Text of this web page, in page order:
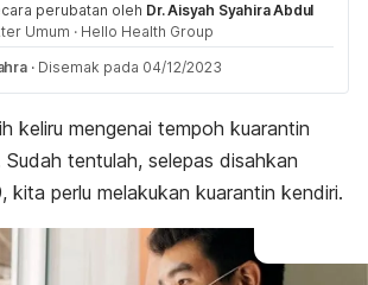
perubatan oleh Dr. Aisyah Syahira Abdul
Umum · Hello Health Group
· Disemak pada 04/12/2023
keliru mengenai tempoh kuarantin
tentulah, selepas disahkan
kita perlu melakukan kuarantin kendiri.